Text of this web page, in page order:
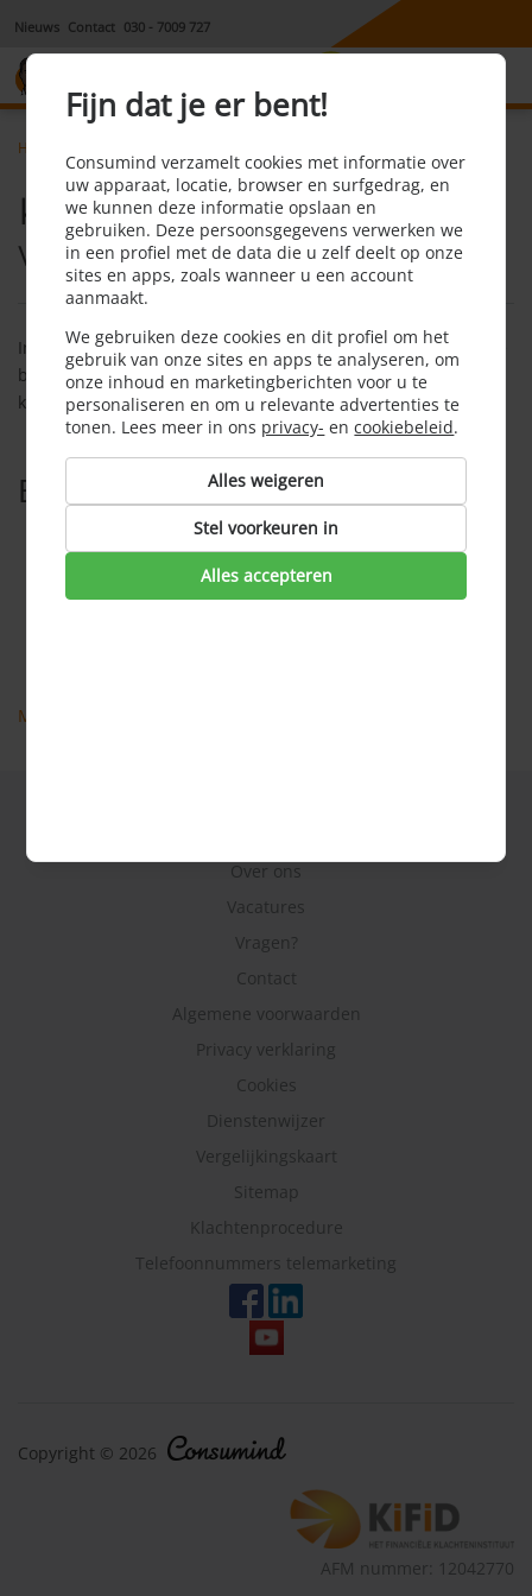
Nieuws Contact 030 - 7009 727
Home
Koopovereenkomst
woning
In een koopovereenkomst nemen de koper en de verkoper de
belangrijkste afspraken op, zoals de overdrachtsdatum, de
koopsom en eventuele ontbindende voorwaarden.
Bekijk ook
Aankoopmakelaar
Acceptatie hypotheek
Aflossen hypotheek
Meer veel gestelde vragen
Over ons
Vacatures
Vragen?
Contact
Algemene voorwaarden
Privacy verklaring
Cookies
Dienstenwijzer
Vergelijkingskaart
Sitemap
Klachtenprocedure
Telefoonnummers telemarketing
Copyright © 2026
AFM nummer: 12042770
Fijn dat je er bent!
Consumind verzamelt cookies met informatie over
uw apparaat, locatie, browser en surfgedrag, en
we kunnen deze informatie opslaan en
gebruiken. Deze persoonsgegevens verwerken we
in een profiel met de data die u zelf deelt op onze
sites en apps, zoals wanneer u een account
aanmaakt.
We gebruiken deze cookies en dit profiel om het
gebruik van onze sites en apps te analyseren, om
onze inhoud en marketingberichten voor u te
personaliseren en om u relevante advertenties te
tonen. Lees meer in ons privacy- encookiebeleid.
Alles weigeren
Stel voorkeuren in
Alles accepteren